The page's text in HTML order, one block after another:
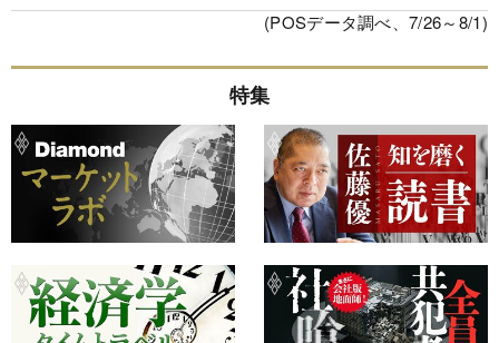
(POSデータ調べ、7/26～8/1)
特集